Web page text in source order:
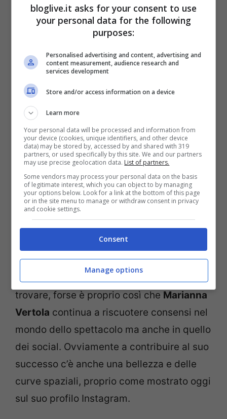
Marianna Vertola posa in
intimo: il body è striminzito
e la fantasia cavalca
La showgirl Marianna Vertola (Screenshot Instagram)
Sensualità pazzesca ma anche una
simpatia e semplicità non facile da
trovare, forse è proprio così che Marianna
Vertola continua a riscuotere consensi nel
mondo dello spettacolo ma anche in quello
dei social. Ovviamente a contribuire al suo
successo c’è anche una bellezza e delle
curve spaziali, proprio come mostrato oggi
sul suo profilo Instagram.
bloglive.it asks for your consent to use
your personal data for the following
purposes:
Personalised advertising and content, advertising and
content measurement, audience research and
services development
Store and/or access information on a device
Learn more
Your personal data will be processed and information from
your device (cookies, unique identifiers, and other device
data) may be stored by, accessed by and shared with 319
partners, or used specifically by this site. We and our partners
may use precise geolocation data. List of partners.
Some vendors may process your personal data on the basis
of legitimate interest, which you can object to by managing
your options below. Look for a link at the bottom of this page
or in the site menu to manage or withdraw consent in privacy
and cookie settings.
Consent
Manage options